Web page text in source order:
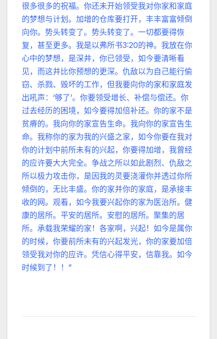
很多很多的祝福。你还未开始领受我对你家和家庭
的梦想与计划。加增的仓库要打开，丰丰富富倾倒
向你。势头转变了。势头转变了。一切都要得恢
复，甚至更多。我是以弗所书3:20的神。我放在你
心中的梦想，是深井，你已领受，如今要清晰看
见，而这井比你预想的更深。仇敌以为自己能行偷
窃、杀戮、毁坏的工作，但我要向你的家和家庭发
出吼声：‘够了’。你要领受增长、补偿与偿还。你
过去经历的困境，如今要得加倍补还。你的家不是
贫瘠的。我向你的家宣告生命。我向你的家宣告生
命。我称你的家为我的兴盛之家，如今你要在我对
你的计划中前所未有的兴起，你要得加增，我曾经
的应许要大大完全。争战之所以如此剧烈、仇敌之
所以极力攻击你，是因我的灵要浇灌你并透过你所
倾倒的，无比丰盛。你的家并你的家庭，是承接丰
收的网。观看，如今我要兴起你的家为医治所。健
康的居所。平安的居所。安慰的居所。聚集的居
所。承载我荣耀的家！各家啊，兴起！如今是属你
的时候，你要前所未有的兴起发光，你的家要加倍
领受我对你的应许。凭信心得平安，信靠我。如今
时候到了！！”